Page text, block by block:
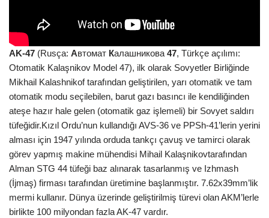
AK-47 (Rusça: Автомат Калашникова 47, Türkçe açılımı:
Otomatik Kalaşnikov Model 47), ilk olarak Sovyetler Birliğinde
Mikhail Kalashnikof tarafından geliştirilen, yarı otomatik ve tam
otomatik modu seçilebilen, barut gazı basıncı ile kendiliğinden
ateşe hazır hale gelen (otomatik gaz işlemeli) bir Sovyet saldırı
tüfeğidir.Kızıl Ordu’nun kullandığı AVS-36 ve PPSh-41’lerin yerini
alması için 1947 yılında orduda tankçı çavuş ve tamirci olarak
görev yapmış makine mühendisi Mihail Kalaşnikovtarafından
Alman STG 44 tüfeği baz alınarak tasarlanmış ve Izhmash
(İjmaş) firması tarafından üretimine başlanmıştır. 7.62x39mm’lik
mermi kullanır. Dünya üzerinde geliştirilmiş türevi olan AKM’lerle
birlikte 100 milyondan fazla AK-47 vardır.